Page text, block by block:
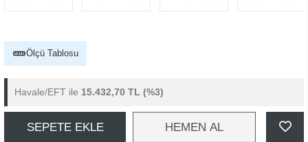
Ölçü Tablosu
Havale/EFT ile 15.432,70 TL (%3)
SEPETE EKLE HEMEN AL